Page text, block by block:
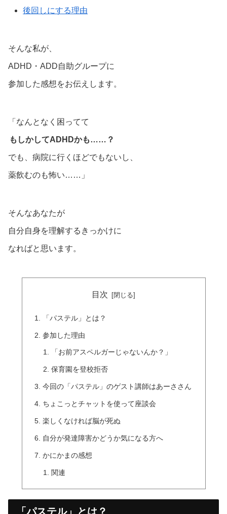
後回しにする理由
そんな私が、
ADHD・ADD自助グループに
参加した感想をお伝えします。
「なんとなく困ってて
もしかしてADHDかも……？
でも、病院に行くほどでもないし、
薬飲むのも怖い……」
そんなあなたが
自分自身を理解するきっかけに
なればと思います。
目次
「パステル」とは？
参加した理由
「お前アスペルガーじゃないんか？」
保育園を登校拒否
今回の「パステル」のゲスト講師はあーささん
ちょこっとチャットを使って座談会
楽しくなければ脳が死ぬ
自分が発達障害かどうか気になる方へ
かにかまの感想
関連
「パステル」とは？